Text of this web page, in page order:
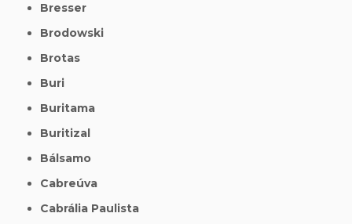
Bresser
Brodowski
Brotas
Buri
Buritama
Buritizal
Bálsamo
Cabreúva
Cabrália Paulista